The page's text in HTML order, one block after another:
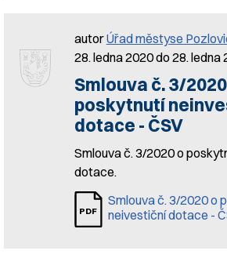
autorÚřad městyse
28. ledna 2020 do 28. ledna
Smlouva č. 3/
poskytnutí
dotace - ČSV
Smlouva č. 3/2020 o
dotace.
Smlouva č. 3/2020 o
neivestiční dotace -